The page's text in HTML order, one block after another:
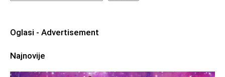
Oglasi - Advertisement
Najnovije